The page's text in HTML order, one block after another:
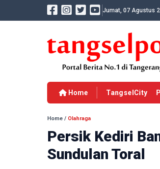
Jumat, 07 Agustus
Home TangselCity
Home / Olahraga
Persik Kediri
Sundulan Toral